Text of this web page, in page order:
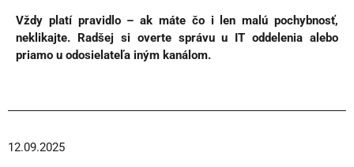
Vždy platí pravidlo – ak máte čo i len malú pochybnosť,
neklikajte. Radšej si overte správu u IT oddelenia alebo
priamo u odosielateľa iným kanálom.
12.09.2025